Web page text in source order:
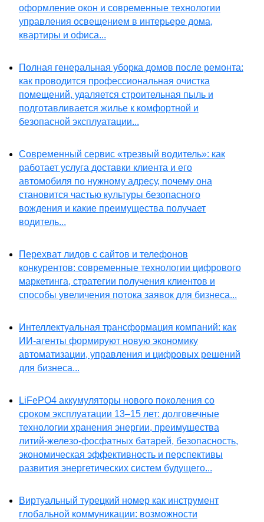
оформление окон и современные технологии
управления освещением в интерьере дома,
квартиры и офиса...
Полная генеральная уборка домов после ремонта:
как проводится профессиональная очистка
помещений, удаляется строительная пыль и
подготавливается жилье к комфортной и
безопасной эксплуатации...
Современный сервис «трезвый водитель»: как
работает услуга доставки клиента и его
автомобиля по нужному адресу, почему она
становится частью культуры безопасного
вождения и какие преимущества получает
водитель...
Перехват лидов с сайтов и телефонов
конкурентов: современные технологии цифрового
маркетинга, стратегии получения клиентов и
способы увеличения потока заявок для бизнеса...
Интеллектуальная трансформация компаний: как
ИИ-агенты формируют новую экономику
автоматизации, управления и цифровых решений
для бизнеса...
LiFePO4 аккумуляторы нового поколения со
сроком эксплуатации 13–15 лет: долговечные
технологии хранения энергии, преимущества
литий-железо-фосфатных батарей, безопасность,
экономическая эффективность и перспективы
развития энергетических систем будущего...
Виртуальный турецкий номер как инструмент
глобальной коммуникации: возможности